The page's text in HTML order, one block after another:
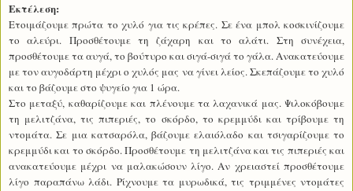
Εκτέλεση:
Ετοιμάζουμε πρώτα το χυλό για τις κρέπες. Σε ένα μπολ κοσκινίζουμε
το αλεύρι. Προσθέτουμε τη ζάχαρη και το αλάτι. Στη συνέχεια,
προσθέτουμε τα αυγά, το βούτυρο και σιγά-σιγά το γάλα. Ανακατεύουμε
με τον αυγοδάρτη μέχρι ο χυλός μας να γίνει λείος. Σκεπάζουμε το χυλό
και το βάζουμε στο ψυγείο για 1 ώρα.
Στο μεταξύ, καθαρίζουμε και πλένουμε τα λαχανικά μας. Ψιλοκόβουμε
τη μελιτζάνα, τις πιπεριές, το σκόρδο, το κρεμμύδι και τρίβουμε τη
ντομάτα. Σε μια κατσαρόλα, βάζουμε ελαιόλαδο και τσιγαρίζουμε το
κρεμμύδι και το σκόρδο. Προσθέτουμε τη μελιτζάνα και τις πιπεριές και
ανακατεύουμε μέχρι να μαλακώσουν λίγο. Αν χρειαστεί προσθέτουμε
λίγο παραπάνω λάδι. Ρίχνουμε τα μυρωδικά, τις τριμμένες ντομάτες